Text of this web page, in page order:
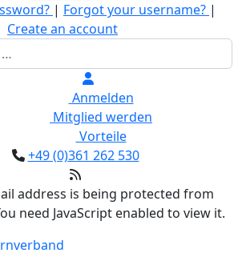
| Forgot your username? |
Create an account
Anmelden
Mitglied werden
Vorteile
+49 (0)361 262 530
address is being protected from
need JavaScript enabled to view it.